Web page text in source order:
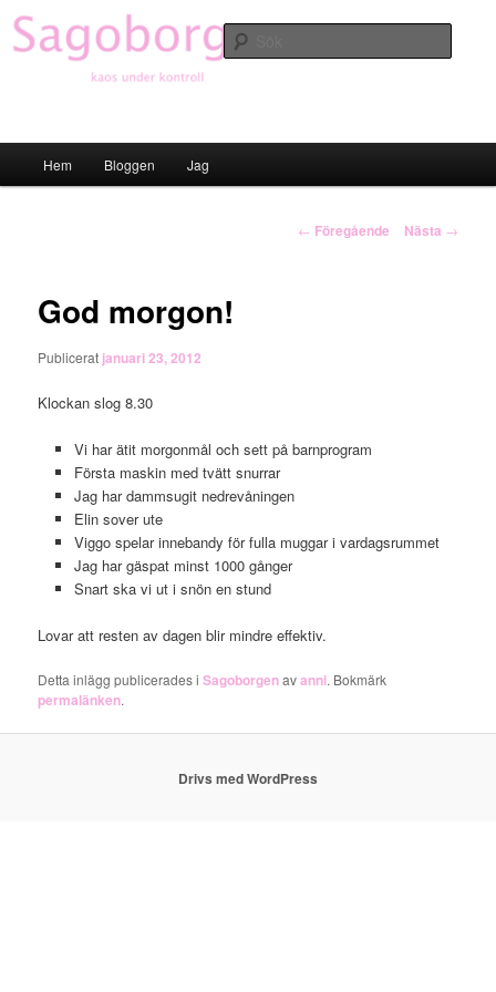
Hoppa
till
primärt
Hem Bloggen Jag
Inläggsnavigering
← Föregående Nästa →
God morgon!
Publicerat januari 23, 2012
Klockan slog 8.30
Vi har ätit morgonmål och sett på barnprogram
Första maskin med tvätt snurrar
Jag har dammsugit nedrevåningen
Elin sover ute
Viggo spelar innebandy för fulla muggar i vardagsrummet
Jag har gäspat minst 1000 gånger
Snart ska vi ut i snön en stund
Lovar att resten av dagen blir mindre effektiv.
Detta inlägg publicerades iSagoborgenavanni. Bokmärk
permalänken.
Drivs med WordPress